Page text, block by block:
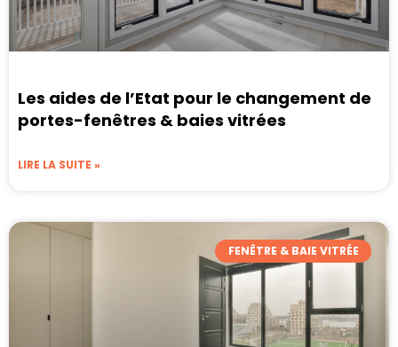
Les aides de l’Etat pour le changement de
portes-fenêtres & baies vitrées
LIRE LA SUITE »
FENÊTRE & BAIE VITRÉE